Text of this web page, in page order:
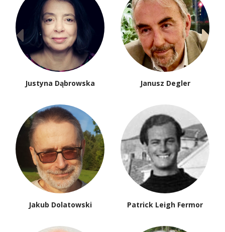
Justyna Dąbrowska Janusz Degler
Jakub Dolatowski Patrick Leigh Fermor